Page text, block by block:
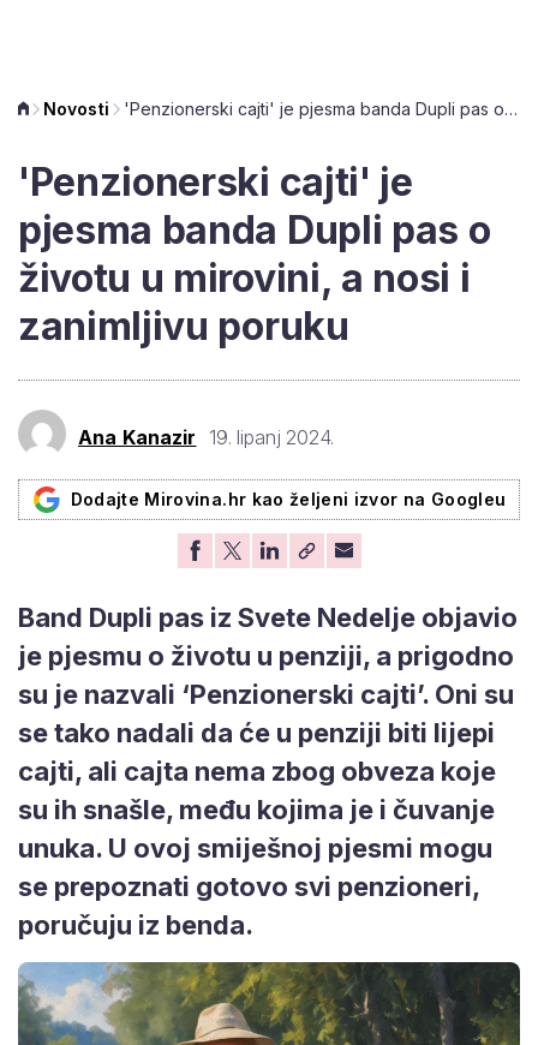
Novosti 'Penzionerski cajti' je pjesma banda Dupli pas o životu u mirovini, a nosi i zanimljivu poruku
'Penzionerski cajti' je
pjesma banda Dupli pas o
životu u mirovini, a nosi i
zanimljivu poruku
Ana Kanazir 19. lipanj 2024.
Dodajte Mirovina.hr kao željeni izvor na Googleu
Band Dupli pas iz Svete Nedelje objavio
je pjesmu o životu u penziji, a prigodno
su je nazvali ‘Penzionerski cajti’. Oni su
se tako nadali da će u penziji biti lijepi
cajti, ali cajta nema zbog obveza koje
su ih snašle, među kojima je i čuvanje
unuka. U ovoj smiješnoj pjesmi mogu
se prepoznati gotovo svi penzioneri,
poručuju iz benda.